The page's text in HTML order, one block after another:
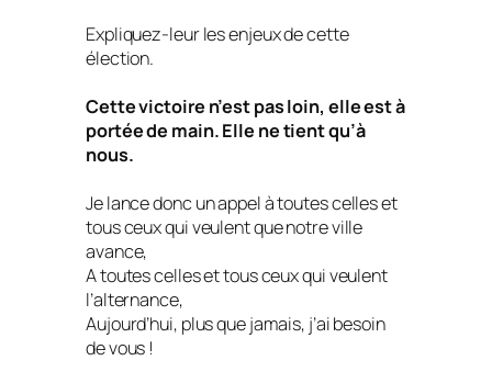
Expliquez-leur les enjeux de cette
élection.
Cette victoire n’est pas loin, elle est à
portée de main. Elle ne tient qu’à
nous.
Je lance donc un appel à toutes celles et
tous ceux qui veulent que notre ville
avance,
A toutes celles et tous ceux qui veulent
l’alternance,
Aujourd’hui, plus que jamais, j’ai besoin
de vous !